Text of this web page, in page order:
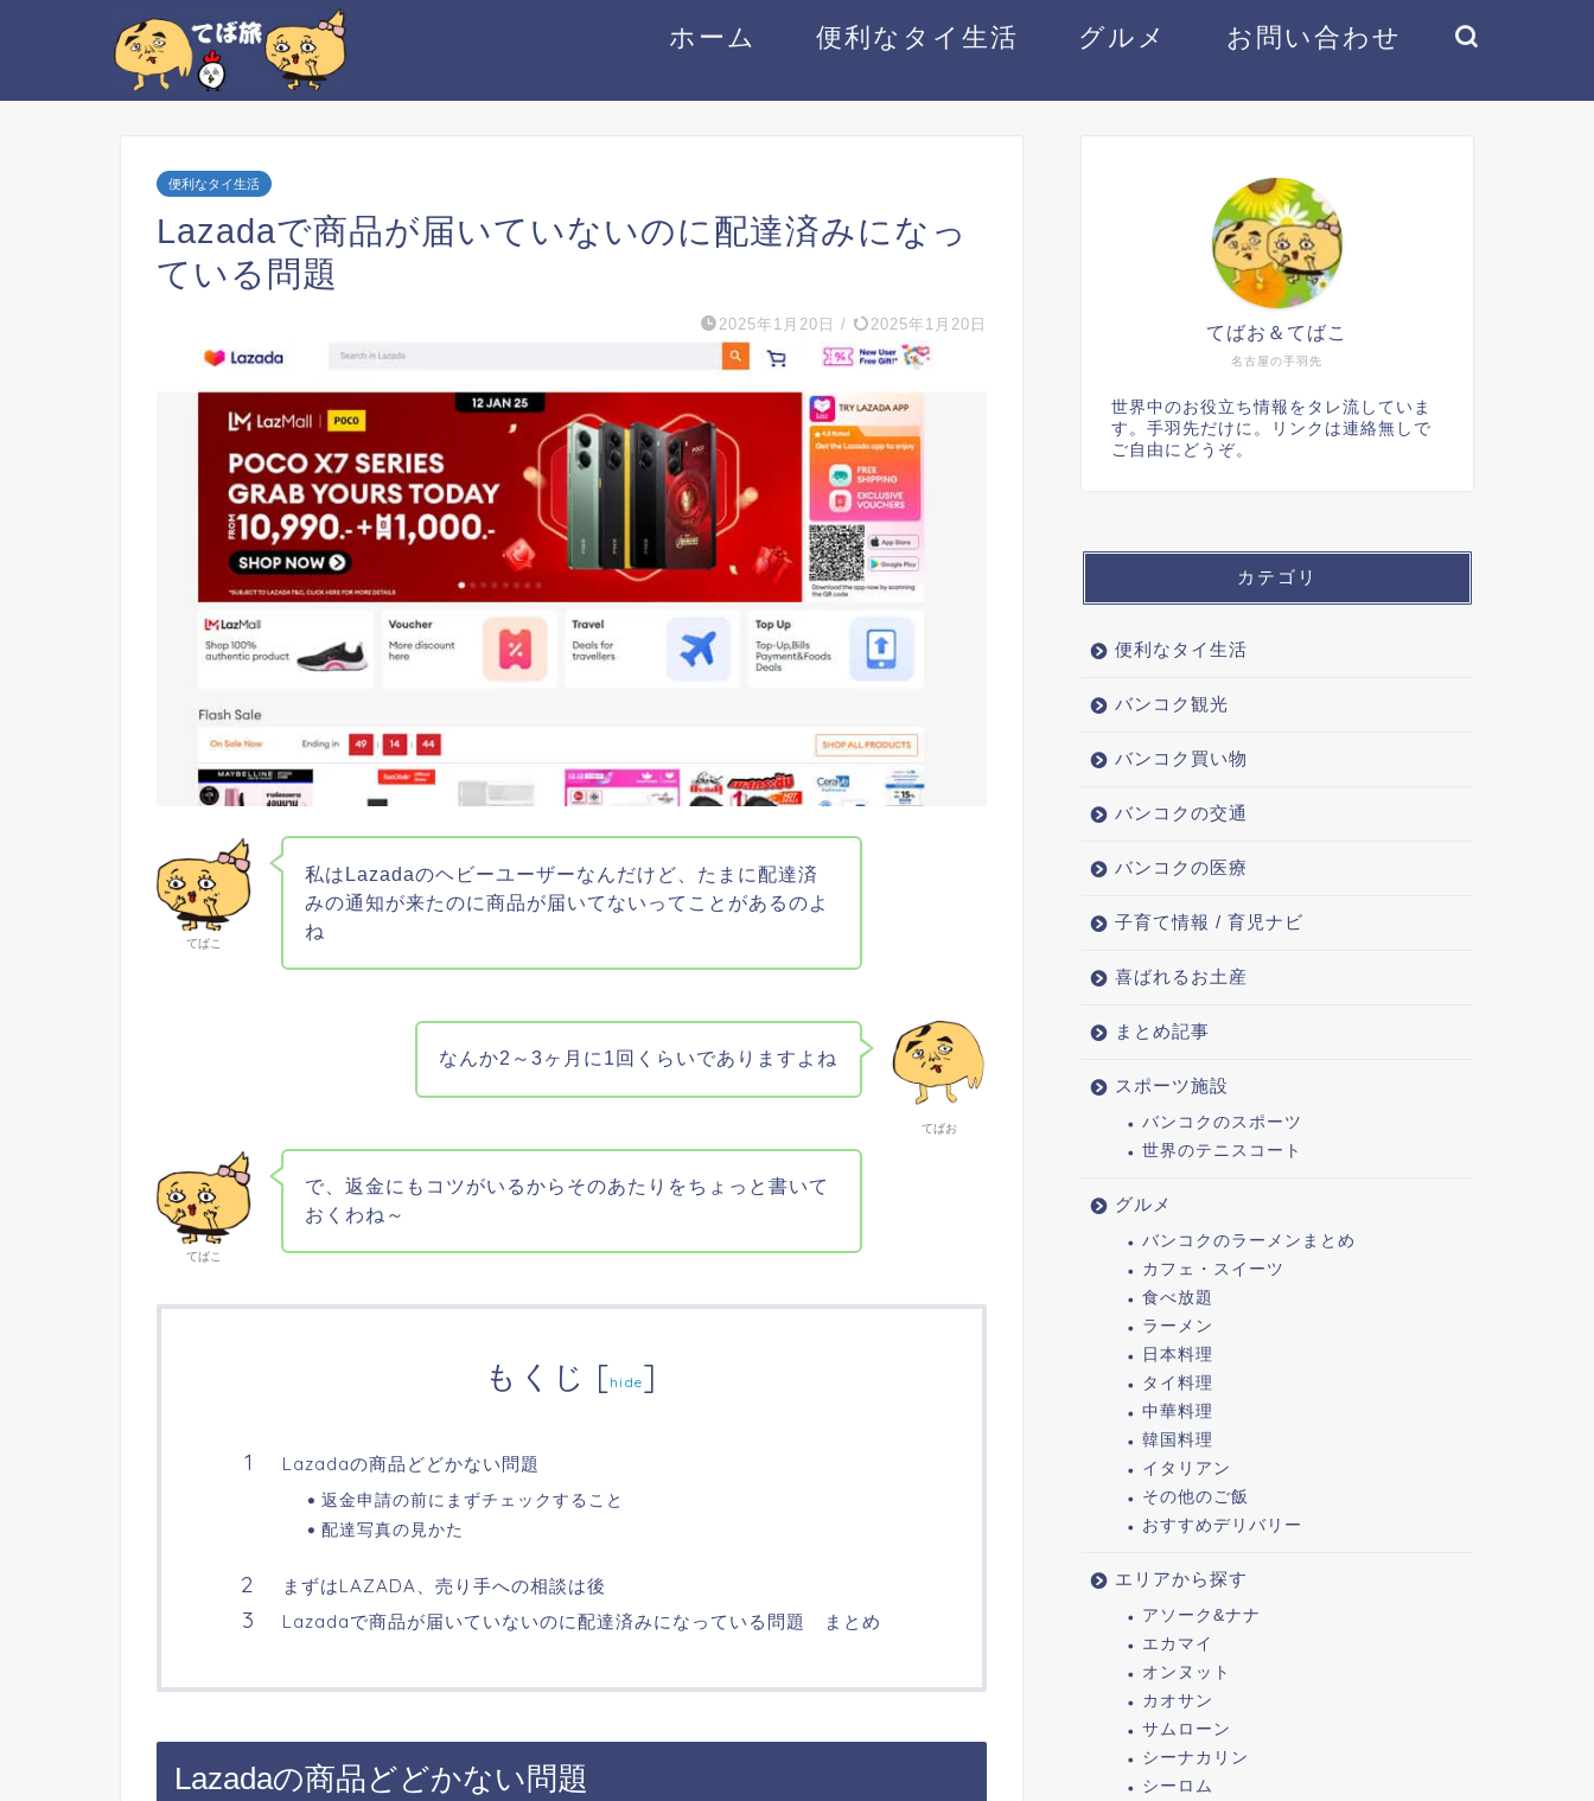
ホーム 便利なタイ生活 グルメ お問い合わせ
便利なタイ生活
Lazadaで商品が届いていないのに配達済みになっ
ている問題
2025年1月20日 / 2025年1月20日
てばこ
私はLazadaのヘビーユーザーなんだけど、たまに配達済
みの通知が来たのに商品が届いてないってことがあるのよ
ね
てばお
なんか2～3ヶ月に1回くらいでありますよね
てばこ
で、返金にもコツがいるからそのあたりをちょっと書いて
おくわね～
もくじ [hide]
Lazadaの商品どどかない問題
返金申請の前にまずチェックすること
配達写真の見かた
まずはLAZADA、売り手への相談は後
Lazadaで商品が届いていないのに配達済みになっている問題 まとめ
Lazadaの商品どどかない問題
名古屋の手羽先
てばお＆てばこ
世界中のお役立ち情報をタレ流していま
す。手羽先だけに。リンクは連絡無しで
ご自由にどうぞ。
カテゴリ
便利なタイ生活
バンコク観光
バンコク買い物
バンコクの交通
バンコクの医療
子育て情報 / 育児ナビ
喜ばれるお土産
まとめ記事
スポーツ施設
バンコクのスポーツ
世界のテニスコート
グルメ
バンコクのラーメンまとめ
カフェ・スイーツ
食べ放題
ラーメン
日本料理
タイ料理
中華料理
韓国料理
イタリアン
その他のご飯
おすすめデリバリー
エリアから探す
アソーク&ナナ
エカマイ
オンヌット
カオサン
サムローン
シーナカリン
シーロム